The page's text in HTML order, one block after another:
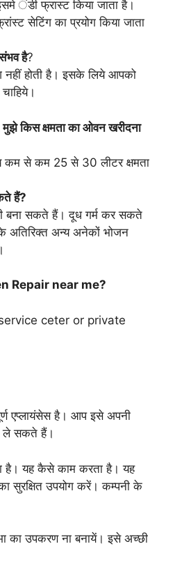
ंडी फ्रास्ट किया जाता है।
सेटिंग का प्रयोग किया जाता
है?
नहीं होती है। इसके लिये आपको
मुझे किस क्षमता का ओवन खरीदना
कम से कम 25 से 30 लीटर क्षमता
हैं?
बना सकते हैं। दूध गर्म कर सकते
अन्य अनेकों भोजन
Repair near me?
ceter or private
एप्लायंसेस है। आप इसे अपनी
ले सकते हैं।
है। यह कैसे काम करता है। यह
सुरक्षित उपयोग करें। कम्पनी के
का उपकरण ना बनायें। इसे अच्छी